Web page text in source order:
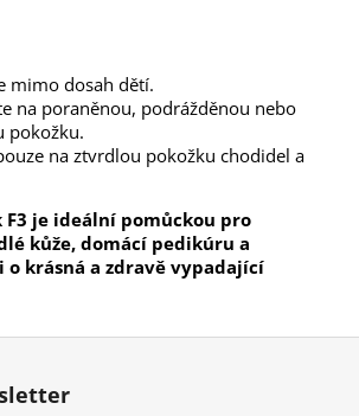
mimo dosah dětí.
na poraněnou, podrážděnou nebo
pokožku.
na ztvrdlou pokožku chodidel a
je ideální pomůckou pro
kůže, domácí pedikúru a
o krásná a zdravě vypadající